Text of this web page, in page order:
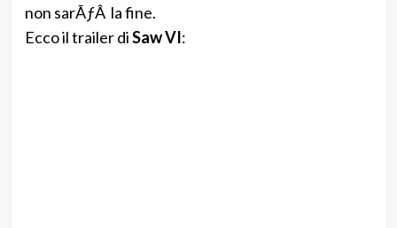
non sarÃƒÂ la fine.
Ecco il trailer diSaw VI: